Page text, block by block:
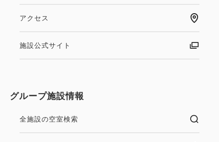
アクセス
施設公式サイト
グループ施設情報
全施設の空室検索